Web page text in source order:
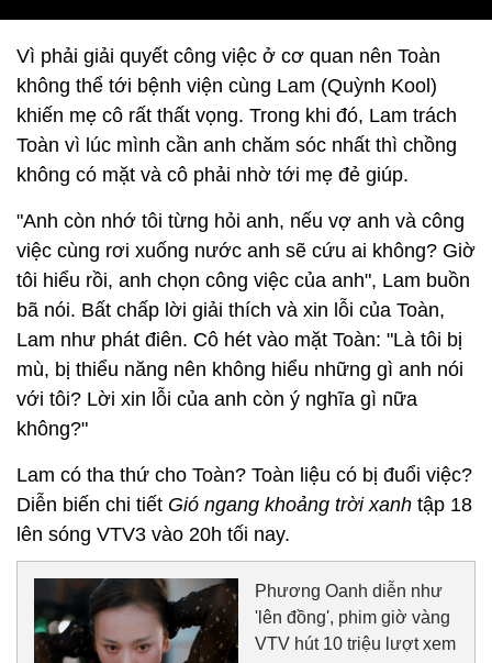
Vì phải giải quyết công việc ở cơ quan nên Toàn
không thể tới bệnh viện cùng Lam (Quỳnh Kool)
khiến mẹ cô rất thất vọng. Trong khi đó, Lam trách
Toàn vì lúc mình cần anh chăm sóc nhất thì chồng
không có mặt và cô phải nhờ tới mẹ đẻ giúp.
"Anh còn nhớ tôi từng hỏi anh, nếu vợ anh và công
việc cùng rơi xuống nước anh sẽ cứu ai không? Giờ
tôi hiểu rồi, anh chọn công việc của anh", Lam buồn
bã nói. Bất chấp lời giải thích và xin lỗi của Toàn,
Lam như phát điên. Cô hét vào mặt Toàn: "Là tôi bị
mù, bị thiểu năng nên không hiểu những gì anh nói
với tôi? Lời xin lỗi của anh còn ý nghĩa gì nữa
không?"
Lam có tha thứ cho Toàn? Toàn liệu có bị đuổi việc?
Diễn biến chi tiết Gió ngang khoảng trời xanh tập 18
lên sóng VTV3 vào 20h tối nay.
Phương Oanh diễn như
'lên đồng', phim giờ vàng
VTV hút 10 triệu lượt xem